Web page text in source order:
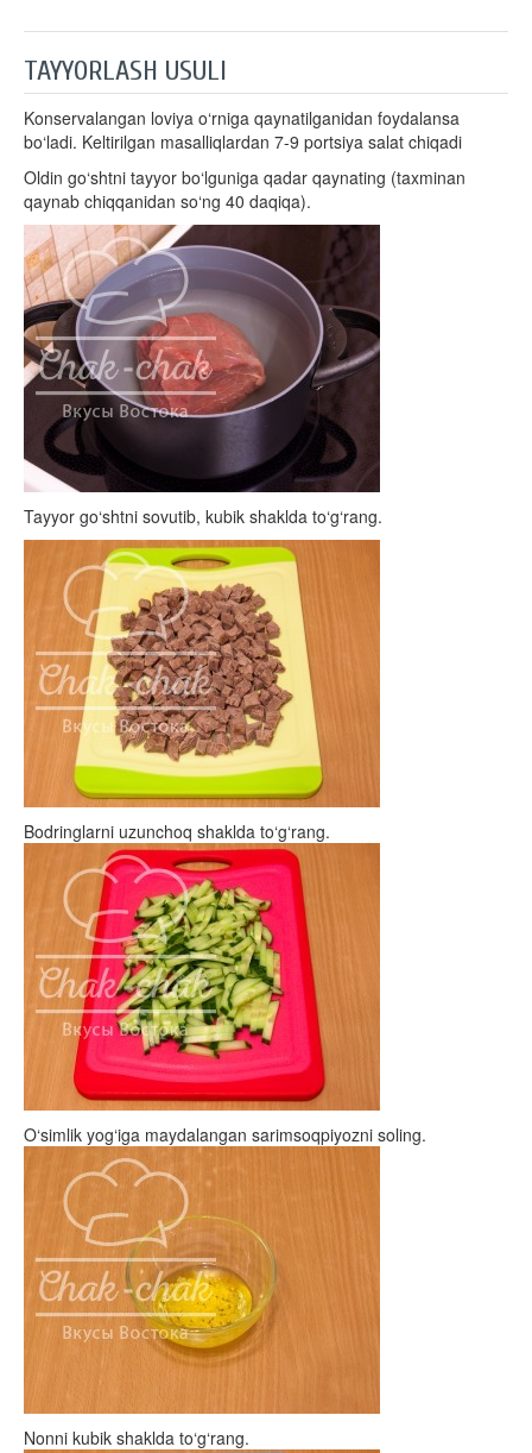
TAYYORLASH USULI
Konservalangan loviya o‘rniga qaynatilganidan foydalansa
bo‘ladi. Keltirilgan masalliqlardan 7-9 portsiya salat chiqadi
Oldin go‘shtni tayyor bo‘lguniga qadar qaynating (taxminan
qaynab chiqqanidan so‘ng 40 daqiqa).
Tayyor go‘shtni sovutib, kubik shaklda to‘g‘rang.
Bodringlarni uzunchoq shaklda to‘g‘rang.
O‘simlik yog‘iga maydalangan sarimsoqpiyozni soling.
Nonni kubik shaklda to‘g‘rang.